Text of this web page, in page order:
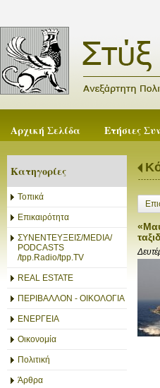
Αρχική Σελίδα Ετήσιες
Κατηγορίες
Τοπικά
Επικαιρότητα
ΣΥΝΕΝΤΕΥΞΕΙΣ/MEDIA/
PODCASTS
/tpp.Radio/tpp.TV
REAL ESTATE
ΠΕΡΙΒΑΛΛΟΝ - ΟΙΚΟΛΟΓΙΑ
ΕΝΕΡΓΕΙΑ
Οικονομία
Πολιτική
Άρθρα